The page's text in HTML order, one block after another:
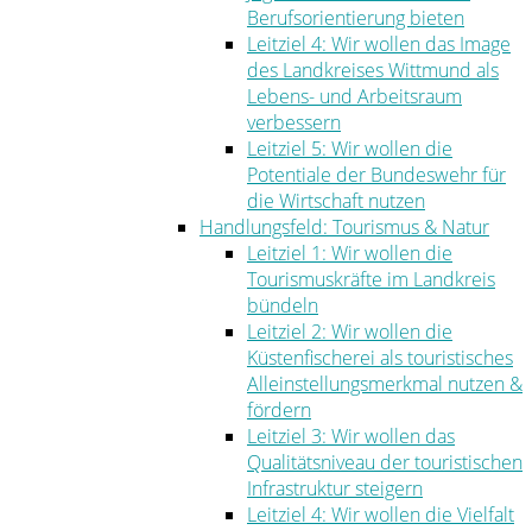
Berufsorientierung bieten
Leitziel 4: Wir wollen das Image
des Landkreises Wittmund als
Lebens- und Arbeitsraum
verbessern
Leitziel 5: Wir wollen die
Potentiale der Bundeswehr für
die Wirtschaft nutzen
Handlungsfeld: Tourismus & Natur
Leitziel 1: Wir wollen die
Tourismuskräfte im Landkreis
bündeln
Leitziel 2: Wir wollen die
Küstenfischerei als touristisches
Alleinstellungsmerkmal nutzen &
fördern
Leitziel 3: Wir wollen das
Qualitätsniveau der touristischen
Infrastruktur steigern
Leitziel 4: Wir wollen die Vielfalt